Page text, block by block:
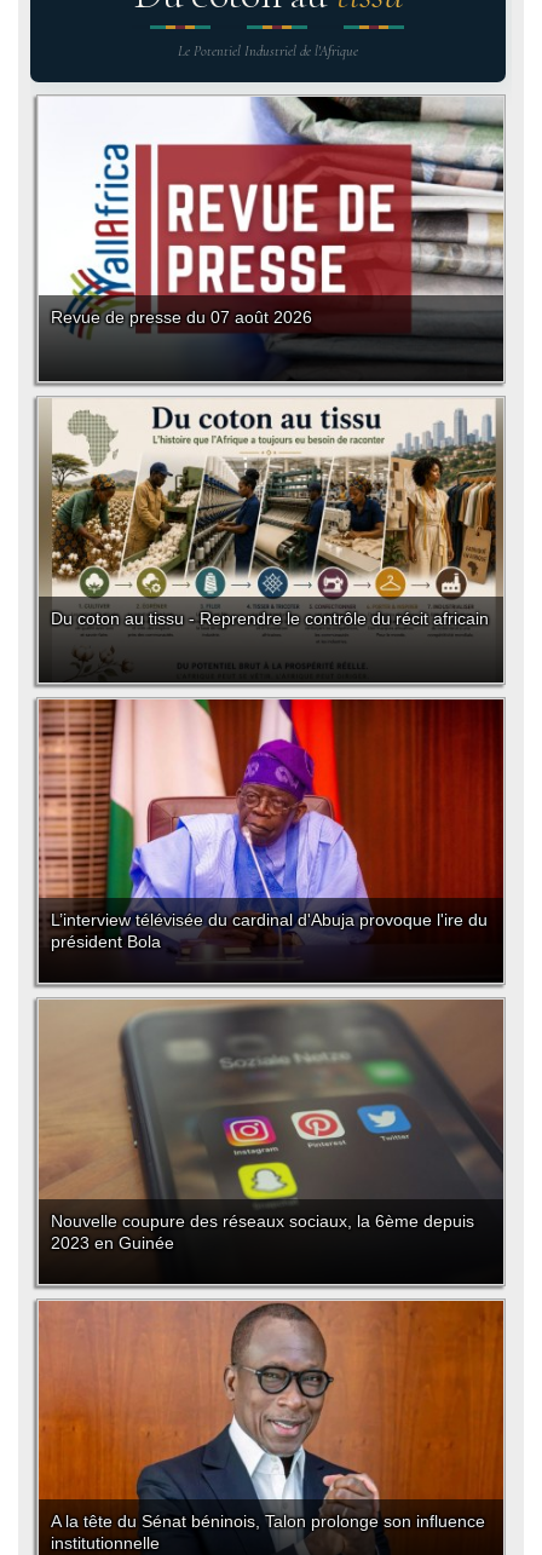
Le Potentiel Industriel de l'Afrique
Revue de presse du 07 août 2026
Du coton au tissu - Reprendre le contrôle du récit africain
L’interview télévisée du cardinal d'Abuja provoque l'ire du
président Bola
Nouvelle coupure des réseaux sociaux, la 6ème depuis
2023 en Guinée
A la tête du Sénat béninois, Talon prolonge son influence
institutionnelle